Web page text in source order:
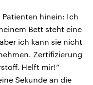
Patienten hinein: Ich
Bett steht eine
ich kann sie nicht
Zertifizierung
Helft mir!“
Sekunde an die